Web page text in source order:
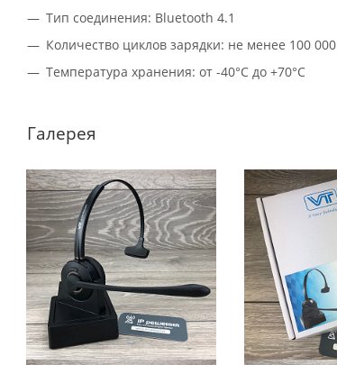
Тип соединения: Bluetooth 4.1
Количество циклов зарядки: не менее 100 000
Температура хранения: от -40°C до +70°C
Галерея